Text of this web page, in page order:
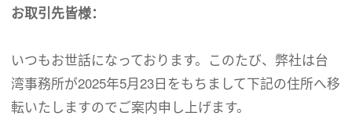
お取引先皆様：
いつもお世話になっております。このたび、弊社は台
湾事務所が2025年5月23日をもちまして下記の住所へ移
転いたしますのでご案内申し上げます。